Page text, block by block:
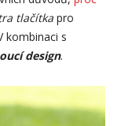
tlačítka pro
kombinaci s
design.